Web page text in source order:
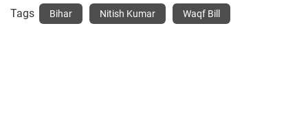
Tags Bihar Nitish Kumar Waqf Bill